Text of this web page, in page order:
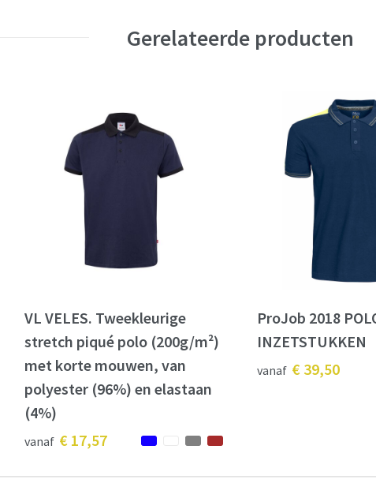
Gerelateerde producten
VL VELES. Tweekleurige
stretch piqué polo (200g/m²)
met korte mouwen, van
polyester (96%) en elastaan
(4%)
vanaf € 17,57
ProJob 2018
INZETSTUKKEN
vanaf € 39,50